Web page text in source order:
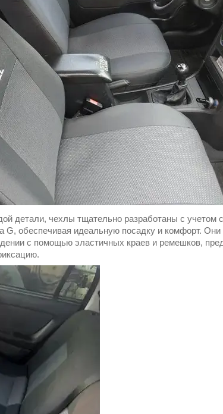
детали, чехлы тщательно разработаны с учетом
G, обеспечивая идеальную посадку и комфорт. Они
с помощью эластичных краев и ремешков,